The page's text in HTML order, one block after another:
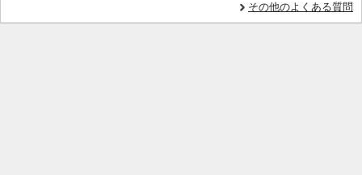
その他のよくある質問